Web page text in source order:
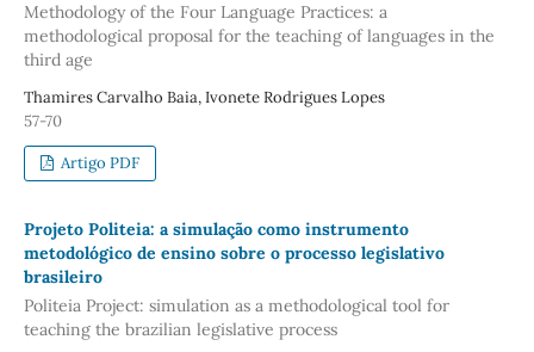
Methodology of the Four Language Practices: a
methodological proposal for the teaching of languages in the
third age
Thamires Carvalho Baia, Ivonete Rodrigues Lopes
57-70
Artigo PDF
Projeto Politeia: a simulação como instrumento
metodológico de ensino sobre o processo legislativo
brasileiro
Politeia Project: simulation as a methodological tool for
teaching the brazilian legislative process